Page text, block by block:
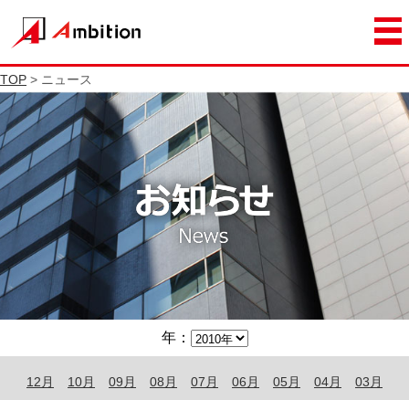
TOP > ニュース
年：
12月 10月 09月 08月 07月 06月 05月 04月 03月